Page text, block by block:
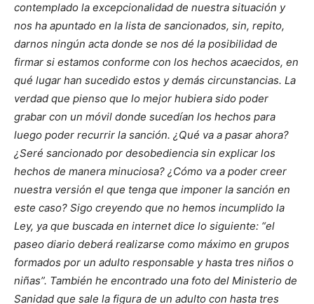
contemplado la excepcionalidad de nuestra situación y
nos ha apuntado en la lista de sancionados, sin, repito,
darnos ningún acta donde se nos dé la posibilidad de
firmar si estamos conforme con los hechos acaecidos, en
qué lugar han sucedido estos y demás circunstancias. La
verdad que pienso que lo mejor hubiera sido poder
grabar con un móvil donde sucedían los hechos para
luego poder recurrir la sanción. ¿Qué va a pasar ahora?
¿Seré sancionado por desobediencia sin explicar los
hechos de manera minuciosa? ¿Cómo va a poder creer
nuestra versión el que tenga que imponer la sanción en
este caso? Sigo creyendo que no hemos incumplido la
Ley, ya que buscada en internet dice lo siguiente: “el
paseo diario deberá realizarse como máximo en grupos
formados por un adulto responsable y hasta tres niños o
niñas”. También he encontrado una foto del Ministerio de
Sanidad que sale la figura de un adulto con hasta tres